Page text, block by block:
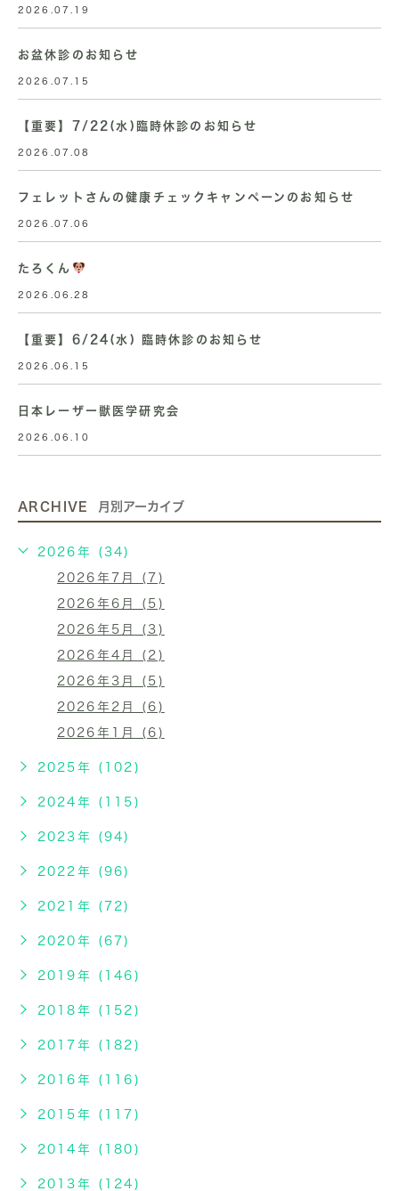
2026.07.19
お盆休診のお知らせ
2026.07.15
【重要】7/22(水)臨時休診のお知らせ
2026.07.08
フェレットさんの健康チェックキャンペーンのお知らせ
2026.07.06
たろくん
2026.06.28
【重要】6/24(水) 臨時休診のお知らせ
2026.06.15
日本レーザー獣医学研究会
2026.06.10
ARCHIVE 月別アーカイブ
2026年 (34)
2026年7月 (7)
2026年6月 (5)
2026年5月 (3)
2026年4月 (2)
2026年3月 (5)
2026年2月 (6)
2026年1月 (6)
2025年 (102)
2024年 (115)
2023年 (94)
2022年 (96)
2021年 (72)
2020年 (67)
2019年 (146)
2018年 (152)
2017年 (182)
2016年 (116)
2015年 (117)
2014年 (180)
2013年 (124)